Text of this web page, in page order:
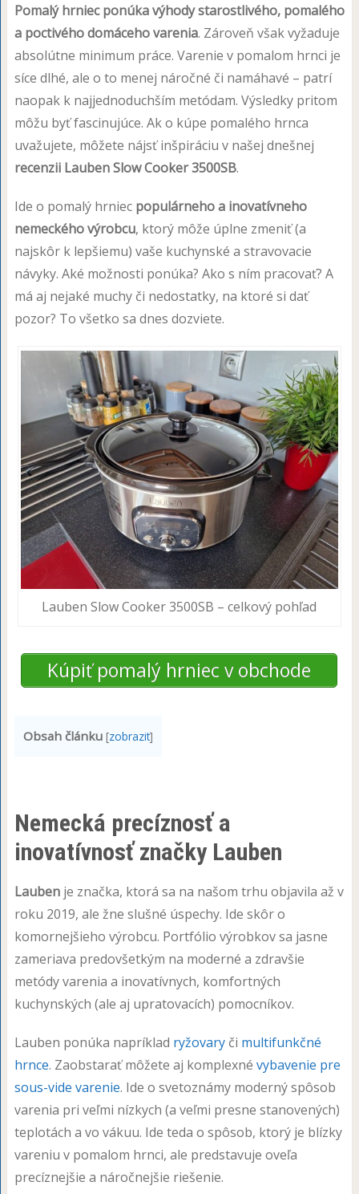
Pomalý hrniec ponúka výhody starostlivého, pomalého
a poctivého domáceho varenia. Zároveň však vyžaduje
absolútne minimum práce. Varenie v pomalom hrnci je
síce dlhé, ale o to menej náročné či namáhavé – patrí
naopak k najjednoduchším metódam. Výsledky pritom
môžu byť fascinujúce. Ak o kúpe pomalého hrnca
uvažujete, môžete nájsť inšpiráciu v našej dnešnej
recenzii Lauben Slow Cooker 3500SB.
Ide o pomalý hrniec populárneho a inovatívneho
nemeckého výrobcu, ktorý môže úplne zmeniť (a
najskôr k lepšiemu) vaše kuchynské a stravovacie
návyky. Aké možnosti ponúka? Ako s ním pracovať? A
má aj nejaké muchy či nedostatky, na ktoré si dať
pozor? To všetko sa dnes dozviete.
Lauben Slow Cooker 3500SB – celkový pohľad
Kúpiť pomalý hrniec v obchode
Obsah článku [zobrazit]
Nemecká precíznosť a
inovatívnosť značky Lauben
Laubenje značka, ktorá sa na našom trhu objavila až v
roku 2019, ale žne slušné úspechy. Ide skôr o
komornejšieho výrobcu. Portfólio výrobkov sa jasne
zameriava predovšetkým na moderné a zdravšie
metódy varenia a inovatívnych, komfortných
kuchynských (ale aj upratovacích) pomocníkov.
Lauben ponúka napríklad ryžovaryči multifunkčné
hrnce. Zaobstarať môžete aj komplexné vybavenie pre
sous-vide varenie. Ide o svetoznámy moderný spôsob
varenia pri veľmi nízkych (a veľmi presne stanovených)
teplotách a vo vákuu. Ide teda o spôsob, ktorý je blízky
vareniu v pomalom hrnci, ale predstavuje oveľa
precíznejšie a náročnejšie riešenie.